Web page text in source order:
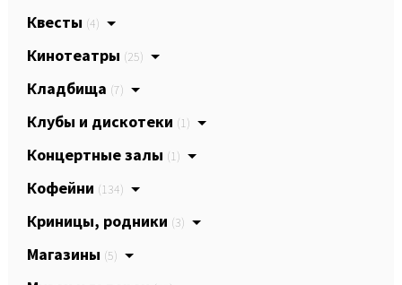
Квесты (4)
Кинотеатры (25)
Кладбища (7)
Клубы и дискотеки (1)
Концертные залы (1)
Кофейни (134)
Криницы, родники (3)
Магазины (5)